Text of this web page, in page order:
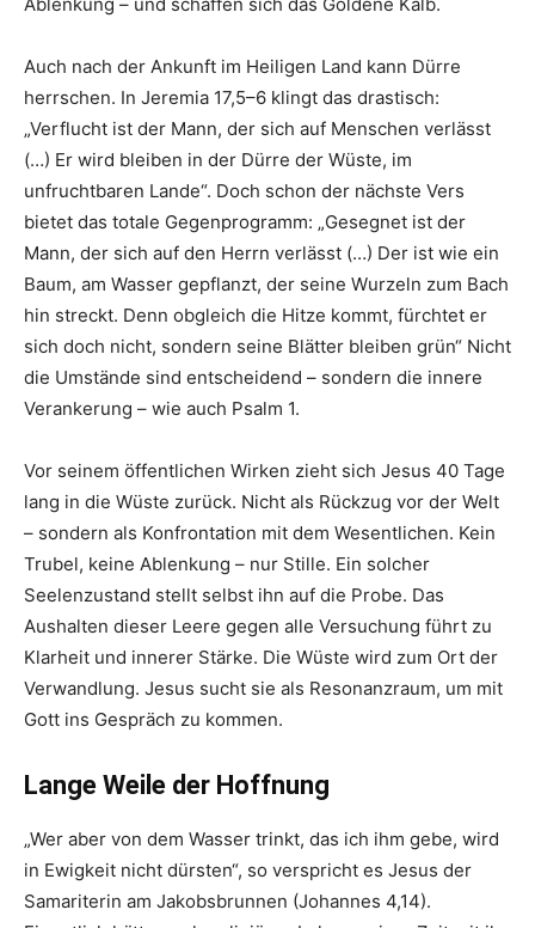
Ablenkung – und schaffen sich das Goldene Kalb.
Auch nach der Ankunft im Heiligen Land kann Dürre
herrschen. In Jeremia 17,5–6 klingt das drastisch:
„Verflucht ist der Mann, der sich auf Menschen verlässt
(…) Er wird bleiben in der Dürre der Wüste, im
unfruchtbaren Lande“. Doch schon der nächste Vers
bietet das totale Gegenprogramm: „Gesegnet ist der
Mann, der sich auf den Herrn verlässt (…) Der ist wie ein
Baum, am Wasser gepflanzt, der seine Wurzeln zum Bach
hin streckt. Denn obgleich die Hitze kommt, fürchtet er
sich doch nicht, sondern seine Blätter bleiben grün“ Nicht
die Umstände sind entscheidend – sondern die innere
Verankerung – wie auch Psalm 1.
Vor seinem öffentlichen Wirken zieht sich Jesus 40 Tage
lang in die Wüste zurück. Nicht als Rückzug vor der Welt
– sondern als Konfrontation mit dem Wesentlichen. Kein
Trubel, keine Ablenkung – nur Stille. Ein solcher
Seelenzustand stellt selbst ihn auf die Probe. Das
Aushalten dieser Leere gegen alle Versuchung führt zu
Klarheit und innerer Stärke. Die Wüste wird zum Ort der
Verwandlung. Jesus sucht sie als Resonanzraum, um mit
Gott ins Gespräch zu kommen.
Lange Weile der Hoffnung
„Wer aber von dem Wasser trinkt, das ich ihm gebe, wird
in Ewigkeit nicht dürsten“, so verspricht es Jesus der
Samariterin am Jakobsbrunnen (Johannes 4,14).